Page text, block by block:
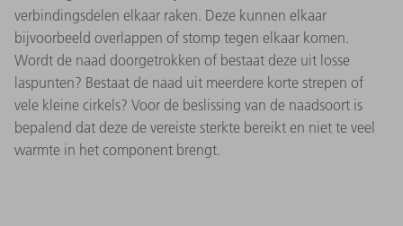
verbindingsdelen elkaar raken. Deze kunnen elkaar
bijvoorbeeld overlappen of stomp tegen elkaar komen.
Wordt de naad doorgetrokken of bestaat deze uit losse
laspunten? Bestaat de naad uit meerdere korte strepen of
vele kleine cirkels? Voor de beslissing van de naadsoort is
bepalend dat deze de vereiste sterkte bereikt en niet te veel
warmte in het component brengt.